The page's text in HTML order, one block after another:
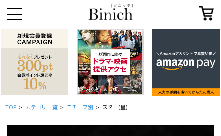
TOP > カテゴリ一覧 > モチーフ別 > スター(星)